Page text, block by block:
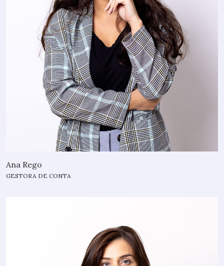
Ana Rego
GESTORA DE CONTA